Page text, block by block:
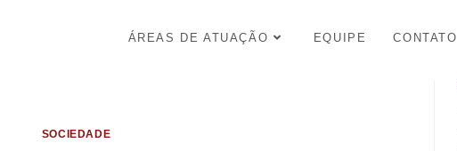
ÁREAS DE ATUAÇÃO EQUIPE CONTATO
SOCIEDADE